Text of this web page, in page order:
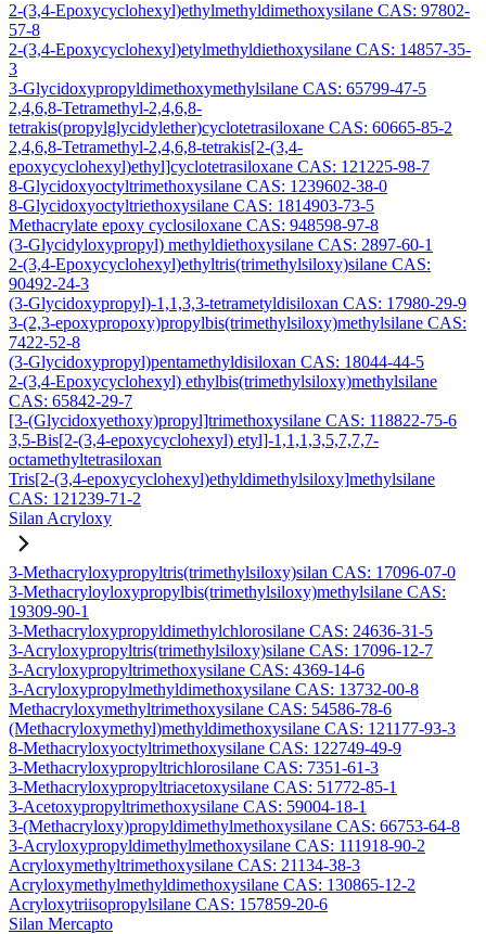
2-(3,4-Epoxycyclohexyl)ethylmethyldimethoxysilane CAS: 97802-
57-8
2-(3,4-Epoxycyclohexyl)etylmethyldiethoxysilane CAS: 14857-35-
3
3-Glycidoxypropyldimethoxymethylsilane CAS: 65799-47-5
2,4,6,8-Tetramethyl-2,4,6,8-
tetrakis(propylglycidylether)cyclotetrasiloxane CAS: 60665-85-2
2,4,6,8-Tetramethyl-2,4,6,8-tetrakis[2-(3,4-
epoxycyclohexyl)ethyl]cyclotetrasiloxane CAS: 121225-98-7
8-Glycidoxyoctyltrimethoxysilane CAS: 1239602-38-0
8-Glycidoxyoctyltriethoxysilane CAS: 1814903-73-5
Methacrylate epoxy cyclosiloxane CAS: 948598-97-8
(3-Glycidyloxypropyl) methyldiethoxysilane CAS: 2897-60-1
2-(3,4-Epoxycyclohexyl)ethyltris(trimethylsiloxy)silane CAS:
90492-24-3
(3-Glycidoxypropyl)-1,1,3,3-tetrametyldisiloxan CAS: 17980-29-9
3-(2,3-epoxypropoxy)propylbis(trimethylsiloxy)methylsilane CAS:
7422-52-8
(3-Glycidoxypropyl)pentamethyldisiloxan CAS: 18044-44-5
2-(3,4-Epoxycyclohexyl) ethylbis(trimethylsiloxy)methylsilane
CAS: 65842-29-7
[3-(Glycidoxyethoxy)propyl]trimethoxysilane CAS: 118822-75-6
3,5-Bis[2-(3,4-epoxycyclohexyl) etyl]-1,1,1,3,5,7,7,7-
octamethyltetrasiloxan
Tris[2-(3,4-epoxycyclohexyl)ethyldimethylsiloxy]methylsilane
CAS: 121239-71-2
Silan Acryloxy
3-Methacryloxypropyltris(trimethylsiloxy)silan CAS: 17096-07-0
3-Methacryloyloxypropylbis(trimethylsiloxy)methylsilane CAS:
19309-90-1
3-Methacryloxypropyldimethylchlorosilane CAS: 24636-31-5
3-Acryloxypropyltris(trimethylsiloxy)silane CAS: 17096-12-7
3-Acryloxypropyltrimethoxysilane CAS: 4369-14-6
3-Acryloxypropylmethyldimethoxysilane CAS: 13732-00-8
Methacryloxymethyltrimethoxysilane CAS: 54586-78-6
(Methacryloxymethyl)methyldimethoxysilane CAS: 121177-93-3
8-Methacryloxyoctyltrimethoxysilane CAS: 122749-49-9
3-Methacryloxypropyltrichlorosilane CAS: 7351-61-3
3-Methacryloxypropyltriacetoxysilane CAS: 51772-85-1
3-Acetoxypropyltrimethoxysilane CAS: 59004-18-1
3-(Methacryloxy)propyldimethylmethoxysilane CAS: 66753-64-8
3-Acryloxypropyldimethylmethoxysilane CAS: 111918-90-2
Acryloxymethyltrimethoxysilane CAS: 21134-38-3
Acryloxymethylmethyldimethoxysilane CAS: 130865-12-2
Acryloxytriisopropylsilane CAS: 157859-20-6
Silan Mercapto